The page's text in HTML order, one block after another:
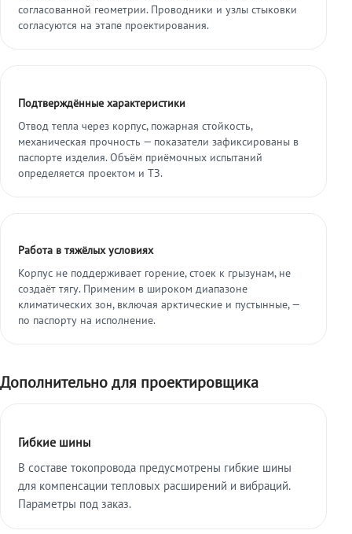
согласованной геометрии. Проводники и узлы стыковки
согласуются на этапе проектирования.
Подтверждённые характеристики
Отвод тепла через корпус, пожарная стойкость,
механическая прочность — показатели зафиксированы в
паспорте изделия. Объём приёмочных испытаний
определяется проектом и ТЗ.
Работа в тяжёлых условиях
Корпус не поддерживает горение, стоек к грызунам, не
создаёт тягу. Применим в широком диапазоне
климатических зон, включая арктические и пустынные, —
по паспорту на исполнение.
Дополнительно для проектировщика
Гибкие шины
В составе токопровода предусмотрены гибкие шины
для компенсации тепловых расширений и вибраций.
Параметры под заказ.